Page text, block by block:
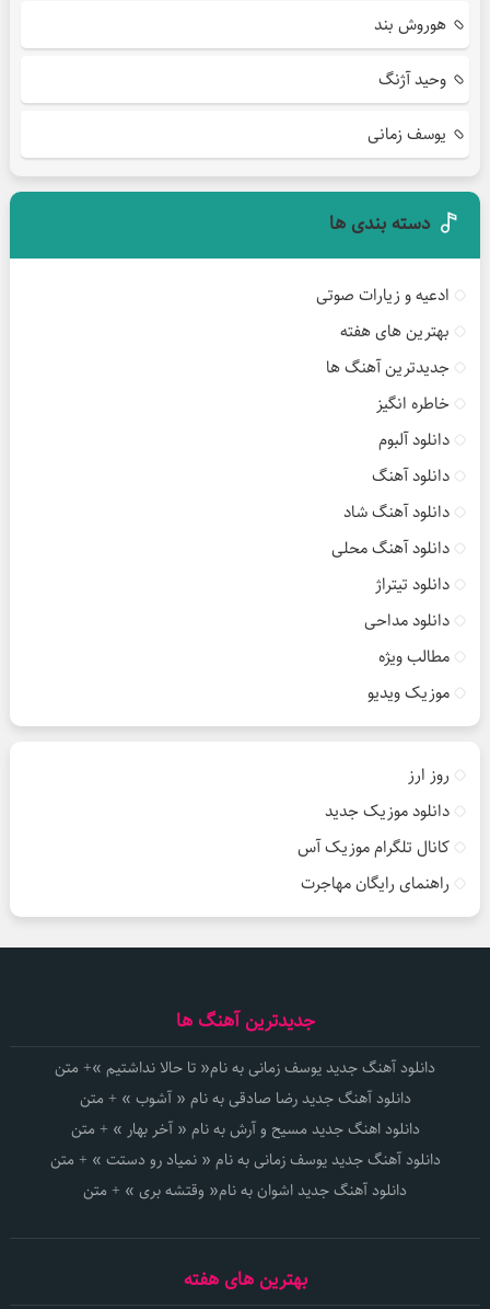
هوروش بند
وحید آژنگ
یوسف زمانی
دسته بندی ها
ادعیه و زیارات صوتی
بهترین های هفته
جدیدترین آهنگ ها
خاطره انگیز
دانلود آلبوم
دانلود آهنگ
دانلود آهنگ شاد
دانلود آهنگ محلی
دانلود تیتراژ
دانلود مداحی
مطالب ویژه
موزیک ویدیو
روز ارز
دانلود موزیک جدید
کانال تلگرام موزیک آس
راهنمای رایگان مهاجرت
جدیدترین آهنگ ها
دانلود آهنگ جدید یوسف زمانی به نام« تا حالا نداشتیم »+ متن
دانلود آهنگ جدید رضا صادقی به نام « آشوب » + متن
دانلود اهنگ جدید مسیح و آرش به نام « آخر بهار » + متن
دانلود آهنگ جدید یوسف زمانی به نام « نمیاد رو دستت » + متن
دانلود آهنگ جدید اشوان به نام« وقتشه بری » + متن
بهترین های هفته